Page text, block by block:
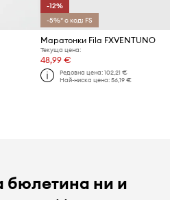
-12%
-5%* с код: FS
Маратонки Fila FXVENTUNO
Текуща цена:
48,99 €
Редовна цена: 102,21 €
Най-ниска цена: 56,19 €
бюлетина ни и